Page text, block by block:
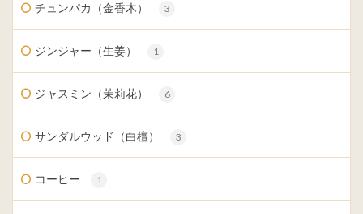
チュンパカ（金香木） 3
ジンジャー（生姜） 1
ジャスミン（茉莉花） 6
サンダルウッド（白檀） 3
コーヒー 1